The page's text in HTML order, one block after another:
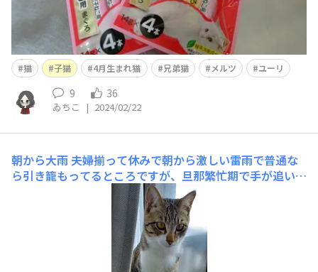
猫 子猫 4月生まれ猫 兄弟猫 メルツ ユーリ
9 36
ゐちこ | 2024/02/22
朝から大雨 夫婦揃って休みで朝から激しい雷雨で普通な
ら引き籠もってるところですが、旦那繁忙期で手が追いつ
かないと休日出勤かましてたので一緒にお出掛け。ニャン
ズにどこ行くのって顔をされました😅昼ご飯食べたら帰
って来るからなー🤗 そんなこんなですき家。お好み温玉
丼ミニサイズ。 珍しく豚汁サラダセ